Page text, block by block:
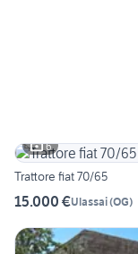
6
Trattore fiat 70/65
15.000 €Ulassai(OG)